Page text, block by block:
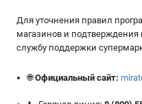
Для уточнения правил
магазинов и подтверждения
службу поддержки
🌐Официальный сайт: